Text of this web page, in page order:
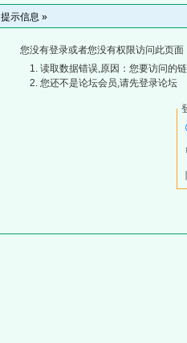
提示信息 »
您没有登录或者您没有权限访问此页
读取数据错误,原因：您要访问的
您还不是论坛会员,请先登录论坛